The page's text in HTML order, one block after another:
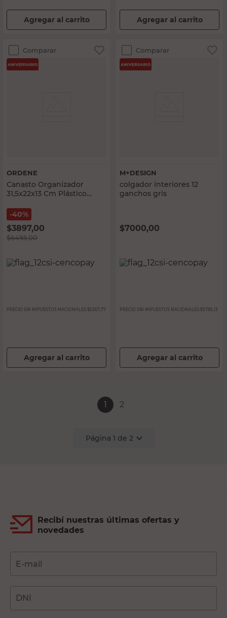
Agregar al carrito Agregar al carrito
Comparar
ORDENE
Canasto Organizador
31,5x22x13 Cm Plástico
40%
$3897,00
$6495,00
PRECIO SIN IMPUESTOS NACIONALES: $5367,77
Agregar al carrito
Comparar
M+DESIGN
colgador interiores 12
ganchos gris
$7000,00
PRECIO SIN IMPUESTOS NACIONALES: $5785,13
Agregar al carrito
1 2
Página 1 de 2
Recibí nuestras últimas ofertas y
novedades
E-mail
DNI